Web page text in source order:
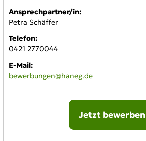
Ansprechpartner/in:
Petra Schäffer
Telefon:
0421 2770044
E-Mail:
bewerbungen@haneg.de
Jetzt bewerben